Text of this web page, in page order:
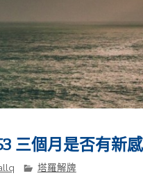
三個月是否有新
塔羅解牌